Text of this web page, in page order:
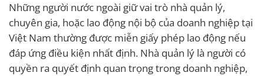
Những người nước ngoài giữ vai trò nhà quản lý,
chuyên gia, hoặc lao động nội bộ của doanh nghiệp tại
Việt Nam thường được miễn giấy phép lao động nếu
đáp ứng điều kiện nhất định. Nhà quản lý là người có
quyền ra quyết định quan trọng trong doanh nghiệp,